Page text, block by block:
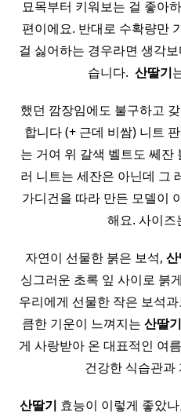
묘목부터 키워보는 걸 좋아
편이에요. 반대로 수확량만
걸 싫어하는 경우라면 생각
습니다. ​ 산딸기
했던 깜장임에도 불구하고
합니다 (+ 근데 비쌈) 니트
는 거여 위 갈색 벨트도 쎄잔
러 니트는 세잔은 아닌데 그
가디건을 따라 만든 모델이
해요. 사이
자연이 선물한 붉은 보석,
싱그러운 초록 잎 사이로 붉
우리에게 선물한 작은 보석
큼한 기운이 느껴지는 산딸기
게 사랑받아 온 대표적인 여
건강한 식습관
산딸기 효능이 이렇게 좋았